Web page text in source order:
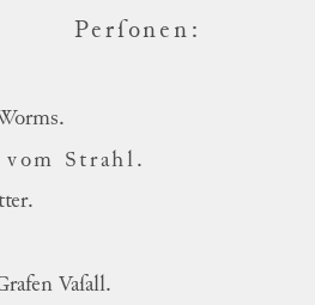
Perſonen:
Strahl.
Vaſall.